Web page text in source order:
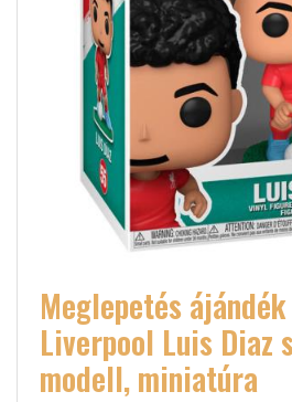
Meglepetés
Liverpool Luis Diaz
modell, miniatúra